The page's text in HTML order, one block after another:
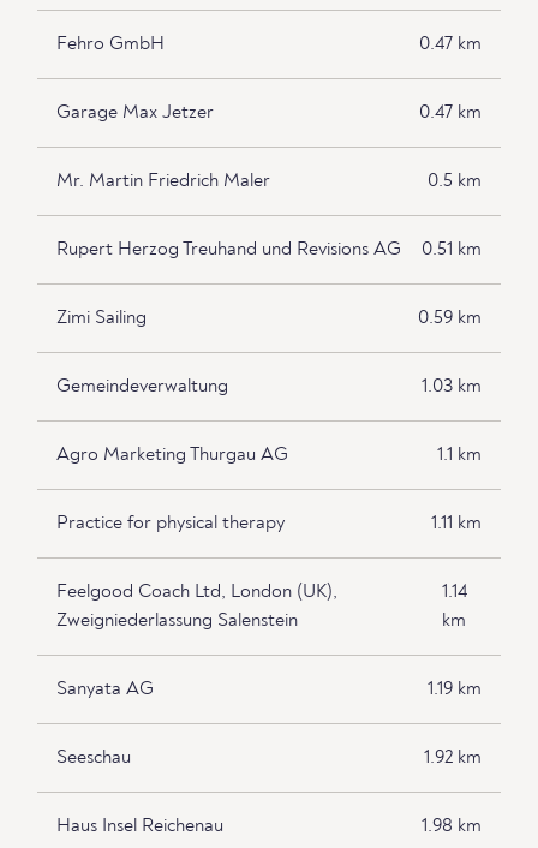
Fehro GmbH 0.47 km
Garage Max Jetzer 0.47 km
Mr. Martin Friedrich Maler 0.5 km
Rupert Herzog Treuhand und Revisions AG 0.51 km
Zimi Sailing 0.59 km
Gemeindeverwaltung 1.03 km
Agro Marketing Thurgau AG 1.1 km
Practice for physical therapy 1.11 km
Feelgood Coach Ltd, London (UK),
Zweigniederlassung Salenstein
1.14
km
Sanyata AG 1.19 km
Seeschau 1.92 km
Haus Insel Reichenau 1.98 km